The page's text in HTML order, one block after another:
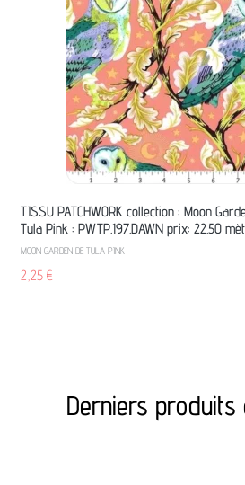
TISSU PATCHWORK collection : Moon
Tula Pink : PWTP.197.DAWN prix: 22.50
MOON GARDEN DE TULA PINK
2,25 €
Derniers produits